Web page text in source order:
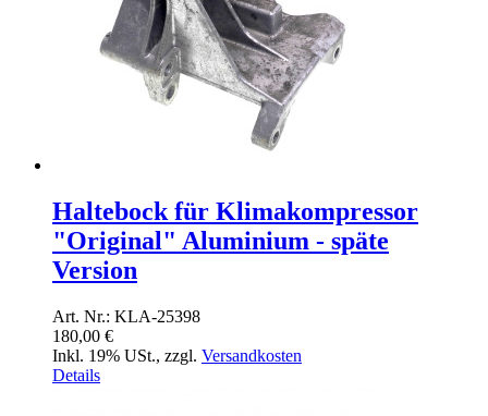
Haltebock für Klimakompressor
"Original" Aluminium - späte
Version
Art. Nr.: KLA-25398
180,00 €
Inkl. 19% USt., zzgl. Versandkosten
Details